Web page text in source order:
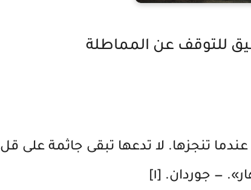
تنجزها.‏ لا تدعها تبقى جاثمة على قل
—‏ جوردان. [١]